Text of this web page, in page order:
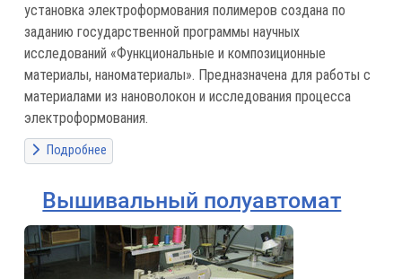
установка электроформования полимеров создана по
заданию государственной программы научных
исследований «Функциональные и композиционные
материалы, наноматериалы». Предназначена для работы с
материалами из нановолокон и исследования процесса
электроформования.
Подробнее
Вышивальный полуавтомат